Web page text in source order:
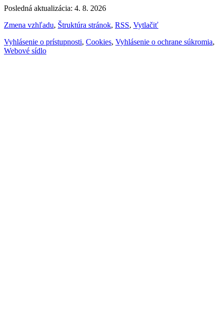
Posledná aktualizácia: 4. 8. 2026
Zmena vzhľadu, Štruktúra stránok, RSS, Vytlačiť
Vyhlásenie o prístupnosti, Cookies, Vyhlásenie o ochrane súkromia,
Webové sídlo